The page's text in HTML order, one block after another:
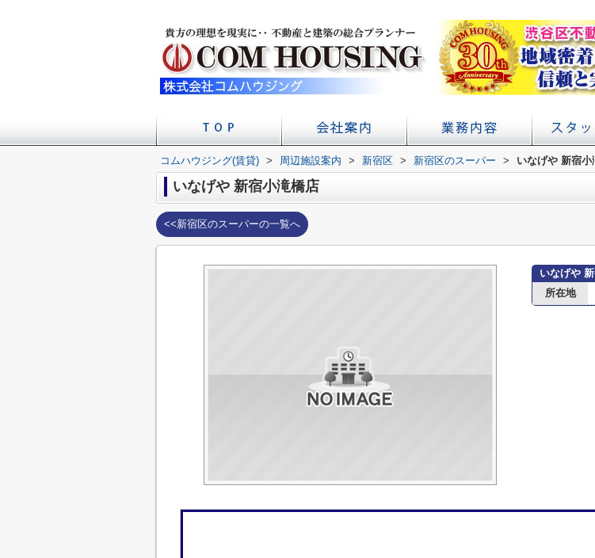
店舗へのアクセス
会社概要 初台の賃貸 不動産売買ならコム
賃貸経営・管理業務サポ
学校提携・学生賃貸仲
コムハウジング(賃貸) > 周辺施設案内 > 新宿区 > 新宿区のスーパー > いなげや 新宿小
いなげや 新宿小滝橋店
<<新宿区のスーパーの一覧へ
いなげや
所在地